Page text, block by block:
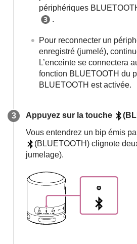
périphériques
.
Pour reconnecter un
enregistré (jumelé),
L’enceinte se connectera
fonction BLUETOOTH du
BLUETOOTH est activée.
Appuyez sur la touche
Vous entendrez un bip émis
(BLUETOOTH) clignote
jumelage).